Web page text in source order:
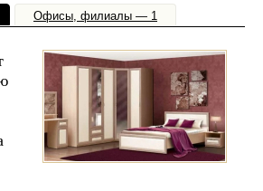
Офисы, филиалы — 1